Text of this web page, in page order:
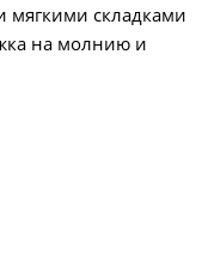
складками
на молнию и
около 98 см в